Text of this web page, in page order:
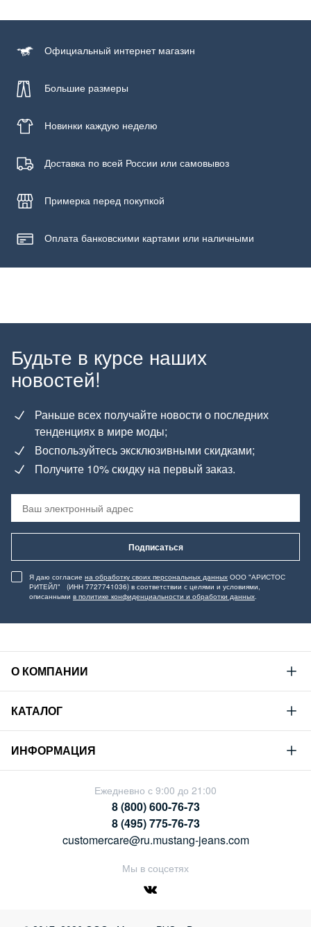
100% хлопок
Официальный интернет магазин
Большие размеры
Новинки каждую неделю
Доставка по всей России или самовывоз
Примерка перед покупкой
Оплата банковскими картами или наличными
Будьте в курсе наших
новостей!
Раньше всех получайте новости о последних
тенденциях в мире моды;
Воспользуйтесь эксклюзивными скидками;
Получите 10% скидку на первый заказ.
Подписаться
Я даю согласие на обработку своих персональных данных ООО "АРИСТОС
РИТЕЙЛ" (ИНН 7727741036) в соответствии с целями и условиями,
описанными в политике конфиденциальности и обработки данных
О КОМПАНИИ
Mustang
Философия
Устойчивое развитие
Сотрудничество
КАТАЛОГ
Новая коллекция
Гид по мужскому дениму
Гид по женскому дениму
ИНФОРМАЦИЯ
Условия продажи
Политика конфиденциальности
Ежедневно с 9:00 до 21:00
8 (800) 600-76-73
8 (495) 775-76-73
customercare@ru.mustang-jeans.com
Мы в соцсетях